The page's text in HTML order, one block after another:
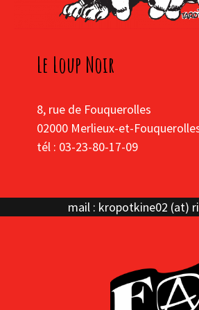
Le Loup Noir
8, rue de Fouquerolles
02000 Merlieux-et-
tél : 03-23-80-17-09
mail : kropotkine02 (at)